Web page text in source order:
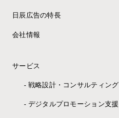
日辰広告の特長
会社情報
サービス
戦略設計・コンサルティング
デジタルプロモーション支援